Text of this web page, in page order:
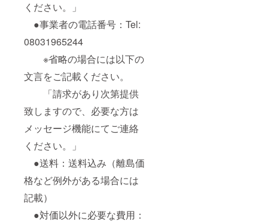
ください。」
●事業者の電話番号：Tel:
08031965244
※省略の場合には以下の
文言をご記載ください。
「請求があり次第提供
致しますので、必要な方は
メッセージ機能にてご連絡
ください。」
●送料：送料込み（離島価
格など例外がある場合には
記載）
●対価以外に必要な費用：